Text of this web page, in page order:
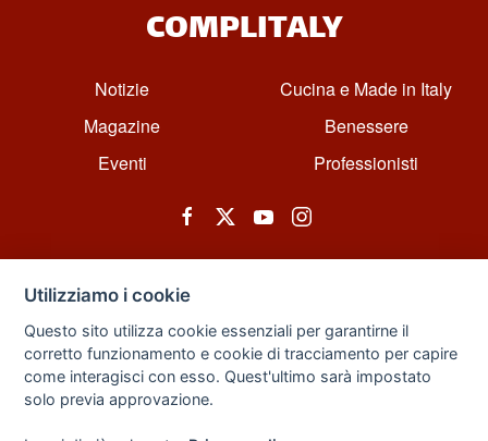
COMPLITALY
Notizie
Magazine
Eventi
Cucina e Made in Italy
Benessere
Professionisti
© All rights reserved. Powered by Zarix Solution LTD, Forest House
Business Centre, 8 Gainsborough Road, London, England, E11 1HT.
Utilizziamo i cookie
Questo sito utilizza cookie essenziali per garantirne il
corretto funzionamento e cookie di tracciamento per capire
come interagisci con esso. Quest'ultimo sarà impostato
solo previa approvazione.